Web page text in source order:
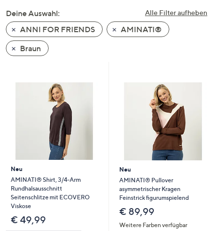
nach
unten
oder
wischen
Sie
diese
anzuzeigen.
Alle Filter aufheben
Deine Auswahl:
ANNI FOR FRIENDS
AMINATI®
Braun
Neu
AMINATI® Shirt, 3/4-Arm
Rundhalsausschnitt
Seitenschlitze mit ECOVERO
Viskose
€ 49,99
Neu
AMINATI® Pullover
asymmetrischer Kragen
Feinstrick figurumspielend
€ 89,99
Weitere Farben verfügbar